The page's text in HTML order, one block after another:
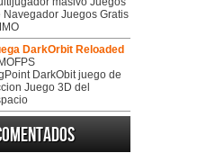
Navegador Juegos Gratis
DarkOrbit Reloaded
DarkObit juego de
Juego 3D del